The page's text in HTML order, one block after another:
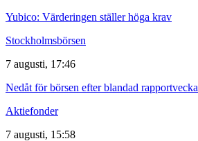
Yubico: Värderingen ställer höga krav
Stockholmsbörsen
7 augusti, 17:46
Nedåt för börsen efter blandad rapportvecka
Aktiefonder
7 augusti, 15:58